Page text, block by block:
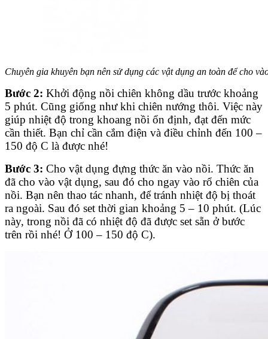
Chuyên gia khuyên bạn nên sử dụng các vật dụng an toàn để cho
Bước 2: Khởi động nồi chiên không dầu trước khoảng
5 phút. Cũng giống như khi chiên nướng thôi. Việc này
giúp nhiệt độ trong khoang nồi ổn định, đạt đến mức
cần thiết. Bạn chỉ cần cắm điện và điều chỉnh đến 100 –
150 độ C là được nhé!
Bước 3: Cho vật dụng đựng thức ăn vào nồi. Thức ăn
đã cho vào vật dụng, sau đó cho ngay vào rổ chiên của
nồi. Bạn nên thao tác nhanh, để tránh nhiệt độ bị thoát
ra ngoài. Sau đó set thời gian khoảng 5 – 10 phút. (Lúc
này, trong nồi đã có nhiệt độ đã được set sẵn ở bước
trên rồi nhé! Ở 100 – 150 độ C).